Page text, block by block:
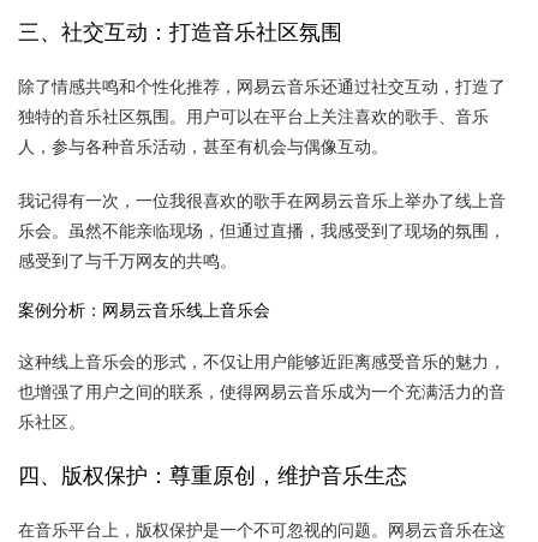
三、社交互动：打造音乐社区氛围
除了情感共鸣和个性化推荐，网易云音乐还通过社交互动，打造了
独特的音乐社区氛围。用户可以在平台上关注喜欢的歌手、音乐
人，参与各种音乐活动，甚至有机会与偶像互动。
我记得有一次，一位我很喜欢的歌手在网易云音乐上举办了线上音
乐会。虽然不能亲临现场，但通过直播，我感受到了现场的氛围，
感受到了与千万网友的共鸣。
案例分析：网易云音乐线上音乐会
这种线上音乐会的形式，不仅让用户能够近距离感受音乐的魅力，
也增强了用户之间的联系，使得网易云音乐成为一个充满活力的音
乐社区。
四、版权保护：尊重原创，维护音乐生态
在音乐平台上，版权保护是一个不可忽视的问题。网易云音乐在这